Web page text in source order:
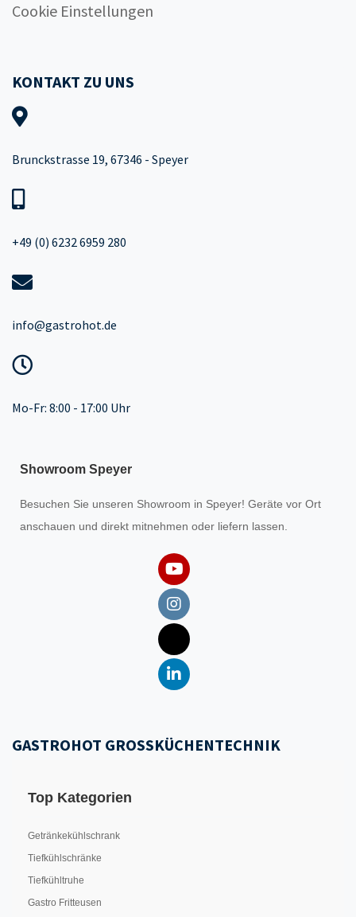
Cookie Einstellungen
KONTAKT ZU UNS
Brunckstrasse 19, 67346 - Speyer
+49 (0) 6232 6959 280
info@gastrohot.de
Mo-Fr: 8:00 - 17:00 Uhr
Showroom Speyer
Besuchen Sie unseren Showroom in Speyer! Geräte vor Ort
anschauen und direkt mitnehmen oder liefern lassen.
GASTROHOT GROSSKÜCHENTECHNIK
Top Kategorien
Getränkekühlschrank
Tiefkühlschränke
Tiefkühltruhe
Gastro Fritteusen